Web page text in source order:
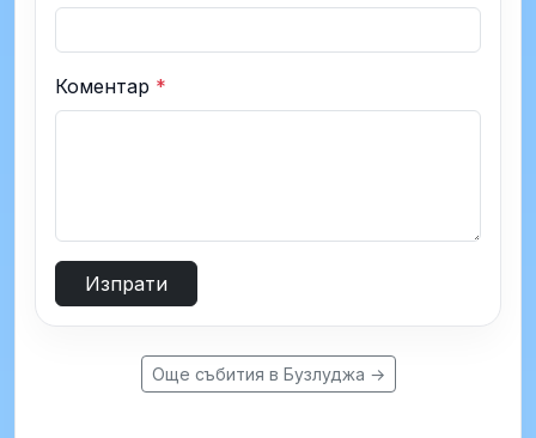
Коментар *
Изпрати
Още събития в Бузлуджа →